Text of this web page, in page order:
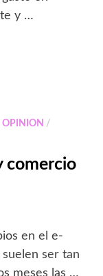
y …
OPINION /
comercio
en el e-
ser tan
meses las …